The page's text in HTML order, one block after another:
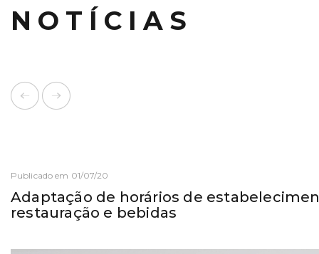
NOTÍCIAS
Publicado em 01/07/20
Adaptação de horários de
restauração e bebidas